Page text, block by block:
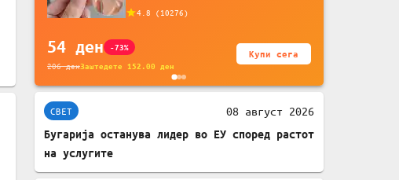
прекривка за заштита на
за заштита на кабли,
без батерија, за
мобилни телефони,
4.8 ( 10276)
54 ден -73%
206денЗаштедете 152.00 ден
Купи сега
СВЕТ 08 август 2026
Бугарија останува лидер во ЕУ според растот
на услугите